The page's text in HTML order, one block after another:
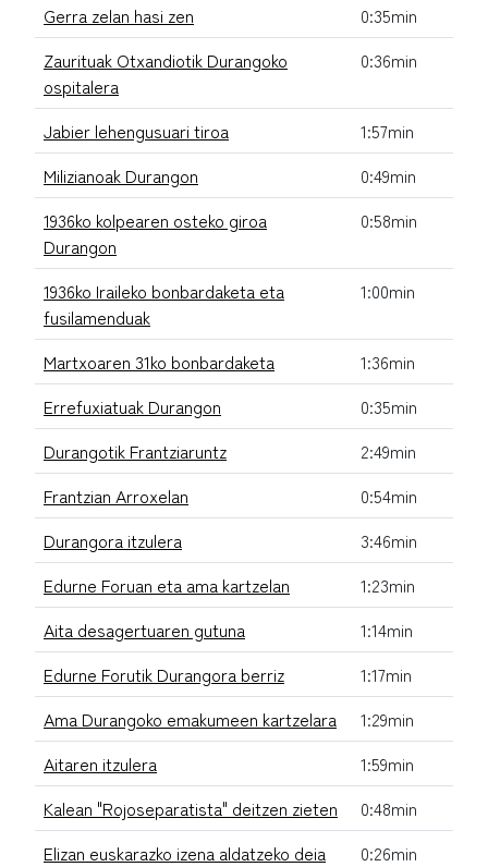
Gerra zelan hasi zen
0:35min
Zaurituak Otxandiotik Durangoko
ospitalera
0:36min
Jabier lehengusuari tiroa
1:57min
Milizianoak Durangon
0:49min
1936ko kolpearen osteko giroa
Durangon
0:58min
1936ko Iraileko bonbardaketa eta
fusilamenduak
1:00min
Martxoaren 31ko bonbardaketa
1:36min
Errefuxiatuak Durangon
0:35min
Durangotik Frantziaruntz
2:49min
Frantzian Arroxelan
0:54min
Durangora itzulera
3:46min
Edurne Foruan eta ama kartzelan
1:23min
Aita desagertuaren gutuna
1:14min
Edurne Forutik Durangora berriz
1:17min
Ama Durangoko emakumeen kartzelara
1:29min
Aitaren itzulera
1:59min
Kalean "Rojoseparatista" deitzen zieten
0:48min
Elizan euskarazko izena aldatzeko deia
0:26min